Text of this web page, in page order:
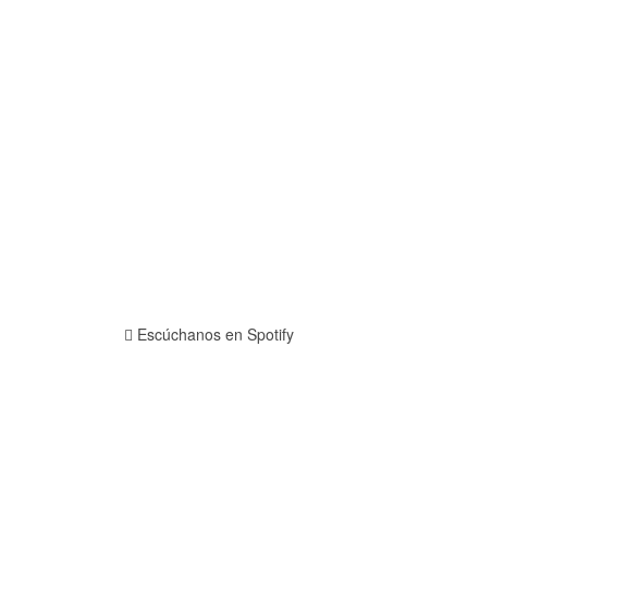
Escúchanos en Spotify